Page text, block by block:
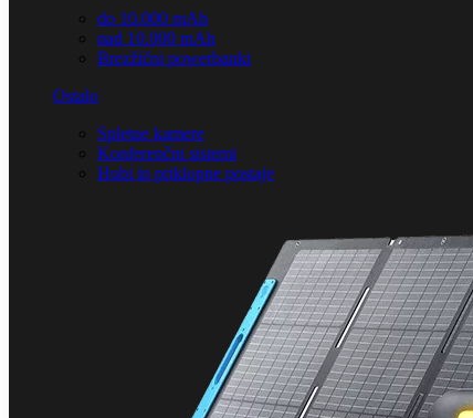
do 10.000 mAh
nad 10.000 mAh
Brezžični powerbanki
Ostalo
Spletne kamere
Konferenčni sistemi
Hubi in priklopne postaje